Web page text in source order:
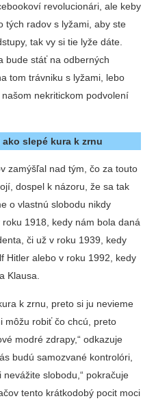
revolucionári, ale keby
tých radov s lyžami, aby ste
tak vy si tie lyže dáte.
bude stáť na odberných
tom trávniku s lyžami, lebo
nekritickom podvolení
slepé kura k zrnu
zamýšľal nad tým, čo za touto
dospel k názoru, že sa tak
o vlastnú slobodu nikdy
roku 1918, kedy nám bola daná
či už v roku 1939, kedy
Hitler alebo v roku 1992, kedy
Klausa.
k zrnu, preto si ju nevieme
môžu robiť čo chcú, preto
modré zdrapy,“ odkazuje
budú samozvané kontrolóri,
slobodu,“ pokračuje
tento krátkodobý pocit moci